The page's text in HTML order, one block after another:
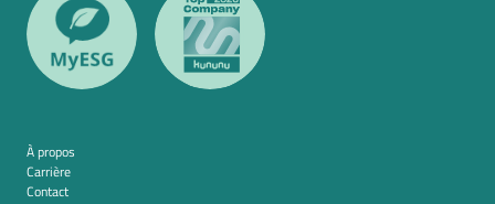
À propos
Carrière
Contact